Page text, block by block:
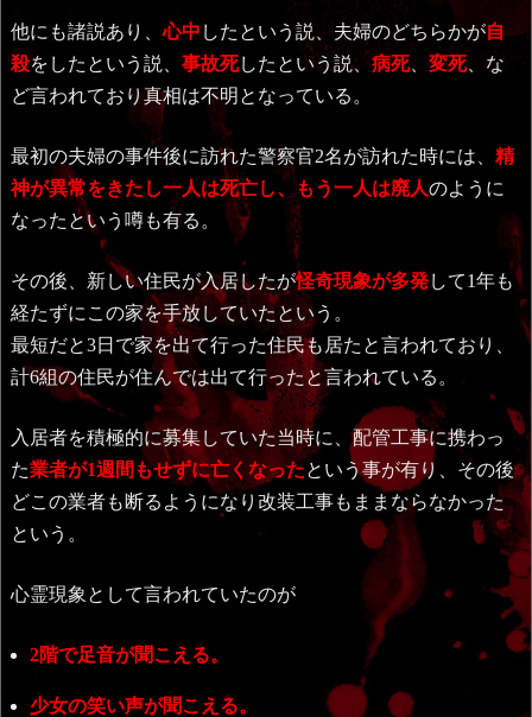
他にも諸説あり、心中 したという説、夫婦のどちらかが自
殺をしたという説、 事故死したという説、 病死、 変死、な
ど言われており真相は不明となっている。
最初の夫婦の事件後に訪れた警察官2名が訪れた時には、 精
神が異常をきたし一人は死亡し、もう一人は廃人のように
なったという噂も有る。
その後、新しい住民が入居したが怪奇現象が多発して1年も
経たずにこの家を手放していたという。
最短だと3日で家を出て行った住民も居たと言われており、
計6組の住民が住んでは出て行ったと言われている。
入居者を積極的に募集していた当時に、配管工事に携わっ
た業者が1週間もせずに亡くなったという事が有り、その後
どこの業者も断るようになり改装工事もままならなかった
という。
心霊現象として言われていたのが
2階で足音が聞こえる。
少女の笑い声が聞こえる。